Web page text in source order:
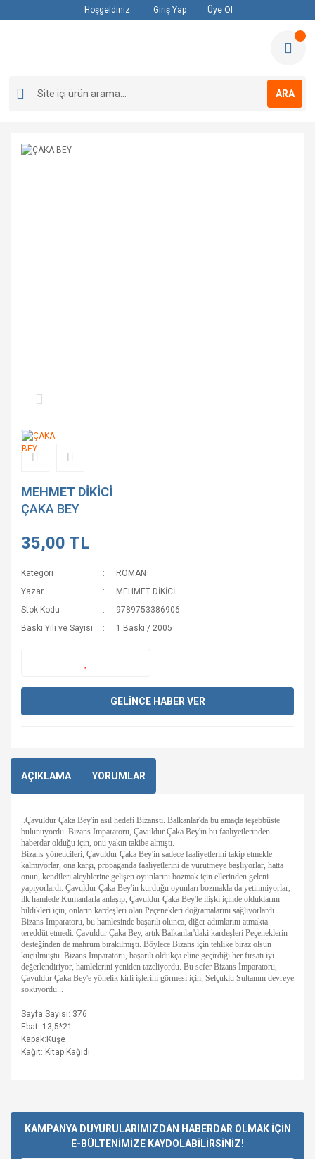
Hoşgeldiniz Giriş Yap Üye Ol
ARA
MEHMET DİKİCİ
ÇAKA BEY
35,00 TL
Kategori
ROMAN
Yazar
MEHMET DİKİCİ
Stok Kodu
9789753386906
Baskı Yılı ve Sayısı
1.Baskı / 2005
GELİNCE HABER VER
AÇIKLAMA YORUMLAR
..Çavuldur Çaka Bey'in asıl hedefi Bizanstı. Balkanlar'da bu amaçla teşebbüste
bulunuyordu. Bizans İmparatoru, Çavuldur Çaka Bey'in bu faaliyetlerinden
haberdar olduğu için, onu yakın takibe almıştı.
Bizans yöneticileri, Çavuldur Çaka Bey'in sadece faaliyetlerini takip etmekle
kalmıyorlar, ona karşı, propaganda faaliyetlerini de yürütmeye başlıyorlar, hatta
onun, kendileri aleyhlerine gelişen oyunlarını bozmak için ellerinden geleni
yapıyorlardı. Çavuldur Çaka Bey'in kurduğu oyunları bozmakla da yetinmiyorlar,
ilk hamlede Kumanlarla anlaşıp, Çavuldur Çaka Bey'le ilişki içinde olduklarını
bildikleri için, onların kardeşleri olan Peçenekleri doğramalarını sağlıyorlardı.
Bizans İmparatoru, bu hamlesinde başarılı olunca, diğer adımlarını atmakta
tereddüt etmedi. Çavuldur Çaka Bey, artık Balkanlar'daki kardeşleri Peçeneklerin
desteğinden de mahrum bırakılmıştı. Böylece Bizans için tehlike biraz olsun
küçülmüştü. Bizans İmparatoru, başarılı oldukça eline geçirdiği her fırsatı iyi
değerlendiriyor, hamlelerini yeniden tazeliyordu. Bu sefer Bizans İmparatoru,
Çavuldur Çaka Bey'e yönelik kirli işlerini görmesi için, Selçuklu Sultanını devreye
sokuyordu...
Sayfa Sayısı: 376
Ebat: 13,5*21
Kapak:Kuşe
Kağıt: Kitap Kağıdı
KAMPANYA DUYURULARIMIZDAN HABERDAR OLMAK İÇİN
E-BÜLTENİMİZE KAYDOLABİLİRSİNİZ!